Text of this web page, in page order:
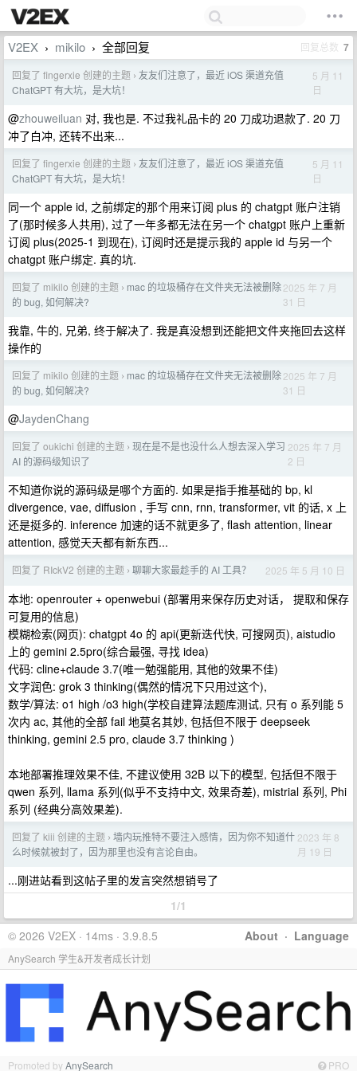
V2EX › mikilo › 全部回复 回复总数 7
回复了 fingerxie 创建的主题 › 友友们注意了，最近 iOS 渠道充值
ChatGPT 有大坑，是大坑！
5 月 11
日
@zhouweiluan 对, 我也是. 不过我礼品卡的 20 刀成功退款了. 20 刀
冲了白冲, 还转不出来...
回复了 fingerxie 创建的主题 › 友友们注意了，最近 iOS 渠道充值
ChatGPT 有大坑，是大坑！
5 月 11
日
同一个 apple id, 之前绑定的那个用来订阅 plus 的 chatgpt 账户注销
了(那时候多人共用), 过了一年多都无法在另一个 chatgpt 账户上重新
订阅 plus(2025-1 到现在), 订阅时还是提示我的 apple id 与另一个
chatgpt 账户绑定. 真的坑.
回复了 mikilo 创建的主题 › mac 的垃圾桶存在文件夹无法被删除
的 bug, 如何解决?
2025 年 7 月
31 日
我靠, 牛的, 兄弟, 终于解决了. 我是真没想到还能把文件夹拖回去这样
操作的
回复了 mikilo 创建的主题 › mac 的垃圾桶存在文件夹无法被删除
的 bug, 如何解决?
2025 年 7 月
31 日
@JaydenChang
回复了 oukichi 创建的主题 › 现在是不是也没什么人想去深入学习
AI 的源码级知识了
2025 年 7 月
2 日
不知道你说的源码级是哪个方面的. 如果是指手推基础的 bp, kl
divergence, vae, diffusion , 手写 cnn, rnn, transformer, vit 的话, x 上
还是挺多的. inference 加速的话不就更多了, flash attention, linear
attention, 感觉天天都有新东西...
回复了 RIckV2 创建的主题 › 聊聊大家最趁手的 AI 工具？ 2025 年 5 月 10 日
本地: openrouter + openwebui (部署用来保存历史对话， 提取和保存
可复用的信息)
模糊检索(网页): chatgpt 4o 的 api(更新迭代快, 可搜网页), aistudio
上的 gemini 2.5pro(综合最强, 寻找 idea)
代码: cline+claude 3.7(唯一勉强能用, 其他的效果不佳)
文字润色: grok 3 thinking(偶然的情况下只用过这个),
数学/算法: o1 high /o3 high(学校自建算法题库测试, 只有 o 系列能 5
次内 ac, 其他的全部 fail 地莫名其妙, 包括但不限于 deepseek
thinking, gemini 2.5 pro, claude 3.7 thinking )
本地部署推理效果不佳, 不建议使用 32B 以下的模型, 包括但不限于
qwen 系列, llama 系列(似乎不支持中文, 效果奇差), mistrial 系列, Phi
系列 (经典分高效果差).
回复了 kiii 创建的主题 › 墙内玩推特不要注入感情，因为你不知道什
么时候就被封了，因为那里也没有言论自由。
2023 年 8
月 19 日
...刚进站看到这帖子里的发言突然想销号了
1/1
About · Language
© 2026 V2EX · 14ms · 3.9.8.5
AnySearch 学生&开发者成长计划
Promoted byAnySearch PRO